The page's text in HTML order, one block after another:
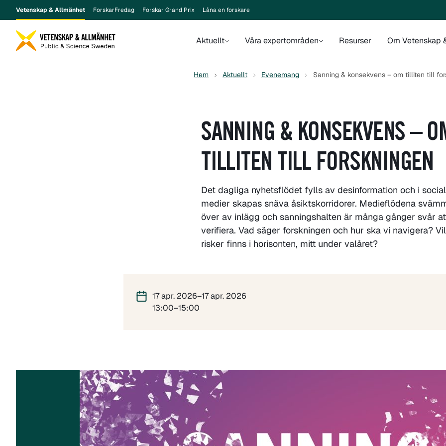
Vetenskap & Allmänhet ForskarFredag Forskar Grand Prix Låna en forskare
Aktuellt Våra expertområden Resurser Om Vetenskap
Hem Aktuellt Evenemang Sanning & konsekvens – om tilliten till
SANNING & KONSEKVENS –
TILLITEN TILL FORSKNINGEN
Det dagliga nyhetsflödet fylls av desinformation och i
medier skapas snäva åsiktskorridorer. Medieflödena
över av inlägg och sanningshalten är många gånger svår
verifiera. Vad säger forskningen och hur ska vi navigera?
risker finns i horisonten, mitt under valåret?
17 apr. 2026–17 apr. 2026
13:00–15:00